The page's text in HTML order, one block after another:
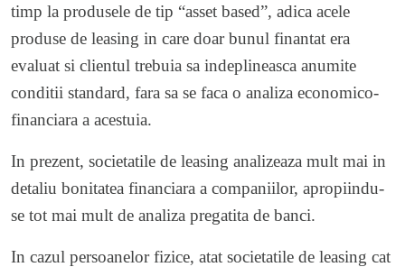
timp la produsele de tip “asset based”, adica acele
produse de leasing in care doar bunul finantat era
evaluat si clientul trebuia sa indeplineasca anumite
conditii standard, fara sa se faca o analiza economico-
financiara a acestuia.
In prezent, societatile de leasing analizeaza mult mai in
detaliu bonitatea financiara a companiilor, apropiindu-
se tot mai mult de analiza pregatita de banci.
In cazul persoanelor fizice, atat societatile de leasing cat